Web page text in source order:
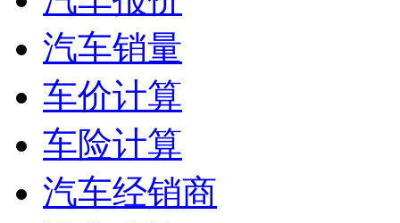
汽车销量
车价计算
车险计算
汽车经销商